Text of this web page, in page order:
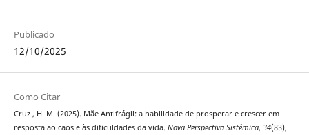
Publicado
12/10/2025
Como Citar
Cruz , H. M. (2025). Mãe Antifrágil: a habilidade de prosperar e crescer em
resposta ao caos e às dificuldades da vida. Nova Perspectiva Sistêmica, 34(83),